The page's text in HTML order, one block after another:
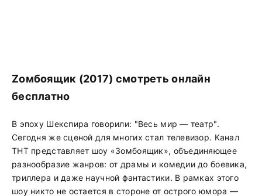
Zомбоящик (2017) смотреть онлайн
бесплатно
В эпоху Шекспира говорили: "Весь мир — театр".
Сегодня же сценой для многих стал телевизор. Канал
ТНТ представляет шоу «Зомбоящик», объединяющее
разнообразие жанров: от драмы и комедии до боевика,
триллера и даже научной фантастики. В рамках этого
шоу никто не остается в стороне от острого юмора —